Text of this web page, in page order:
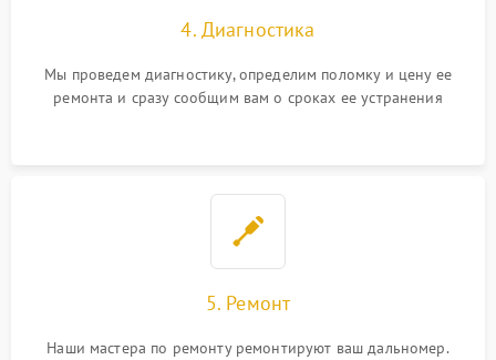
4. Диагностика
Мы проведем диагностику, определим поломку и цену ее
ремонта и сразу сообщим вам о сроках ее устранения
5. Ремонт
Наши мастера по ремонту ремонтируют ваш дальномер.